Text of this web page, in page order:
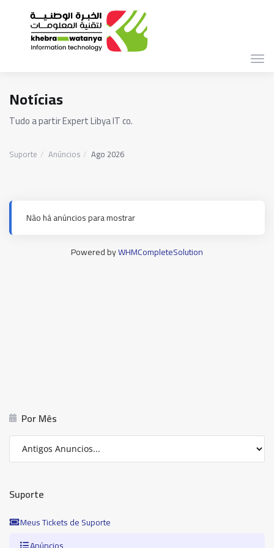
Notícias
Tudo a partir Expert Libya IT co.
Suporte Anúncios Ago 2026
Por Mês
Suporte
Meus Tickets de Suporte
Não há anúncios para mostrar
Powered byWHMCompleteSolution